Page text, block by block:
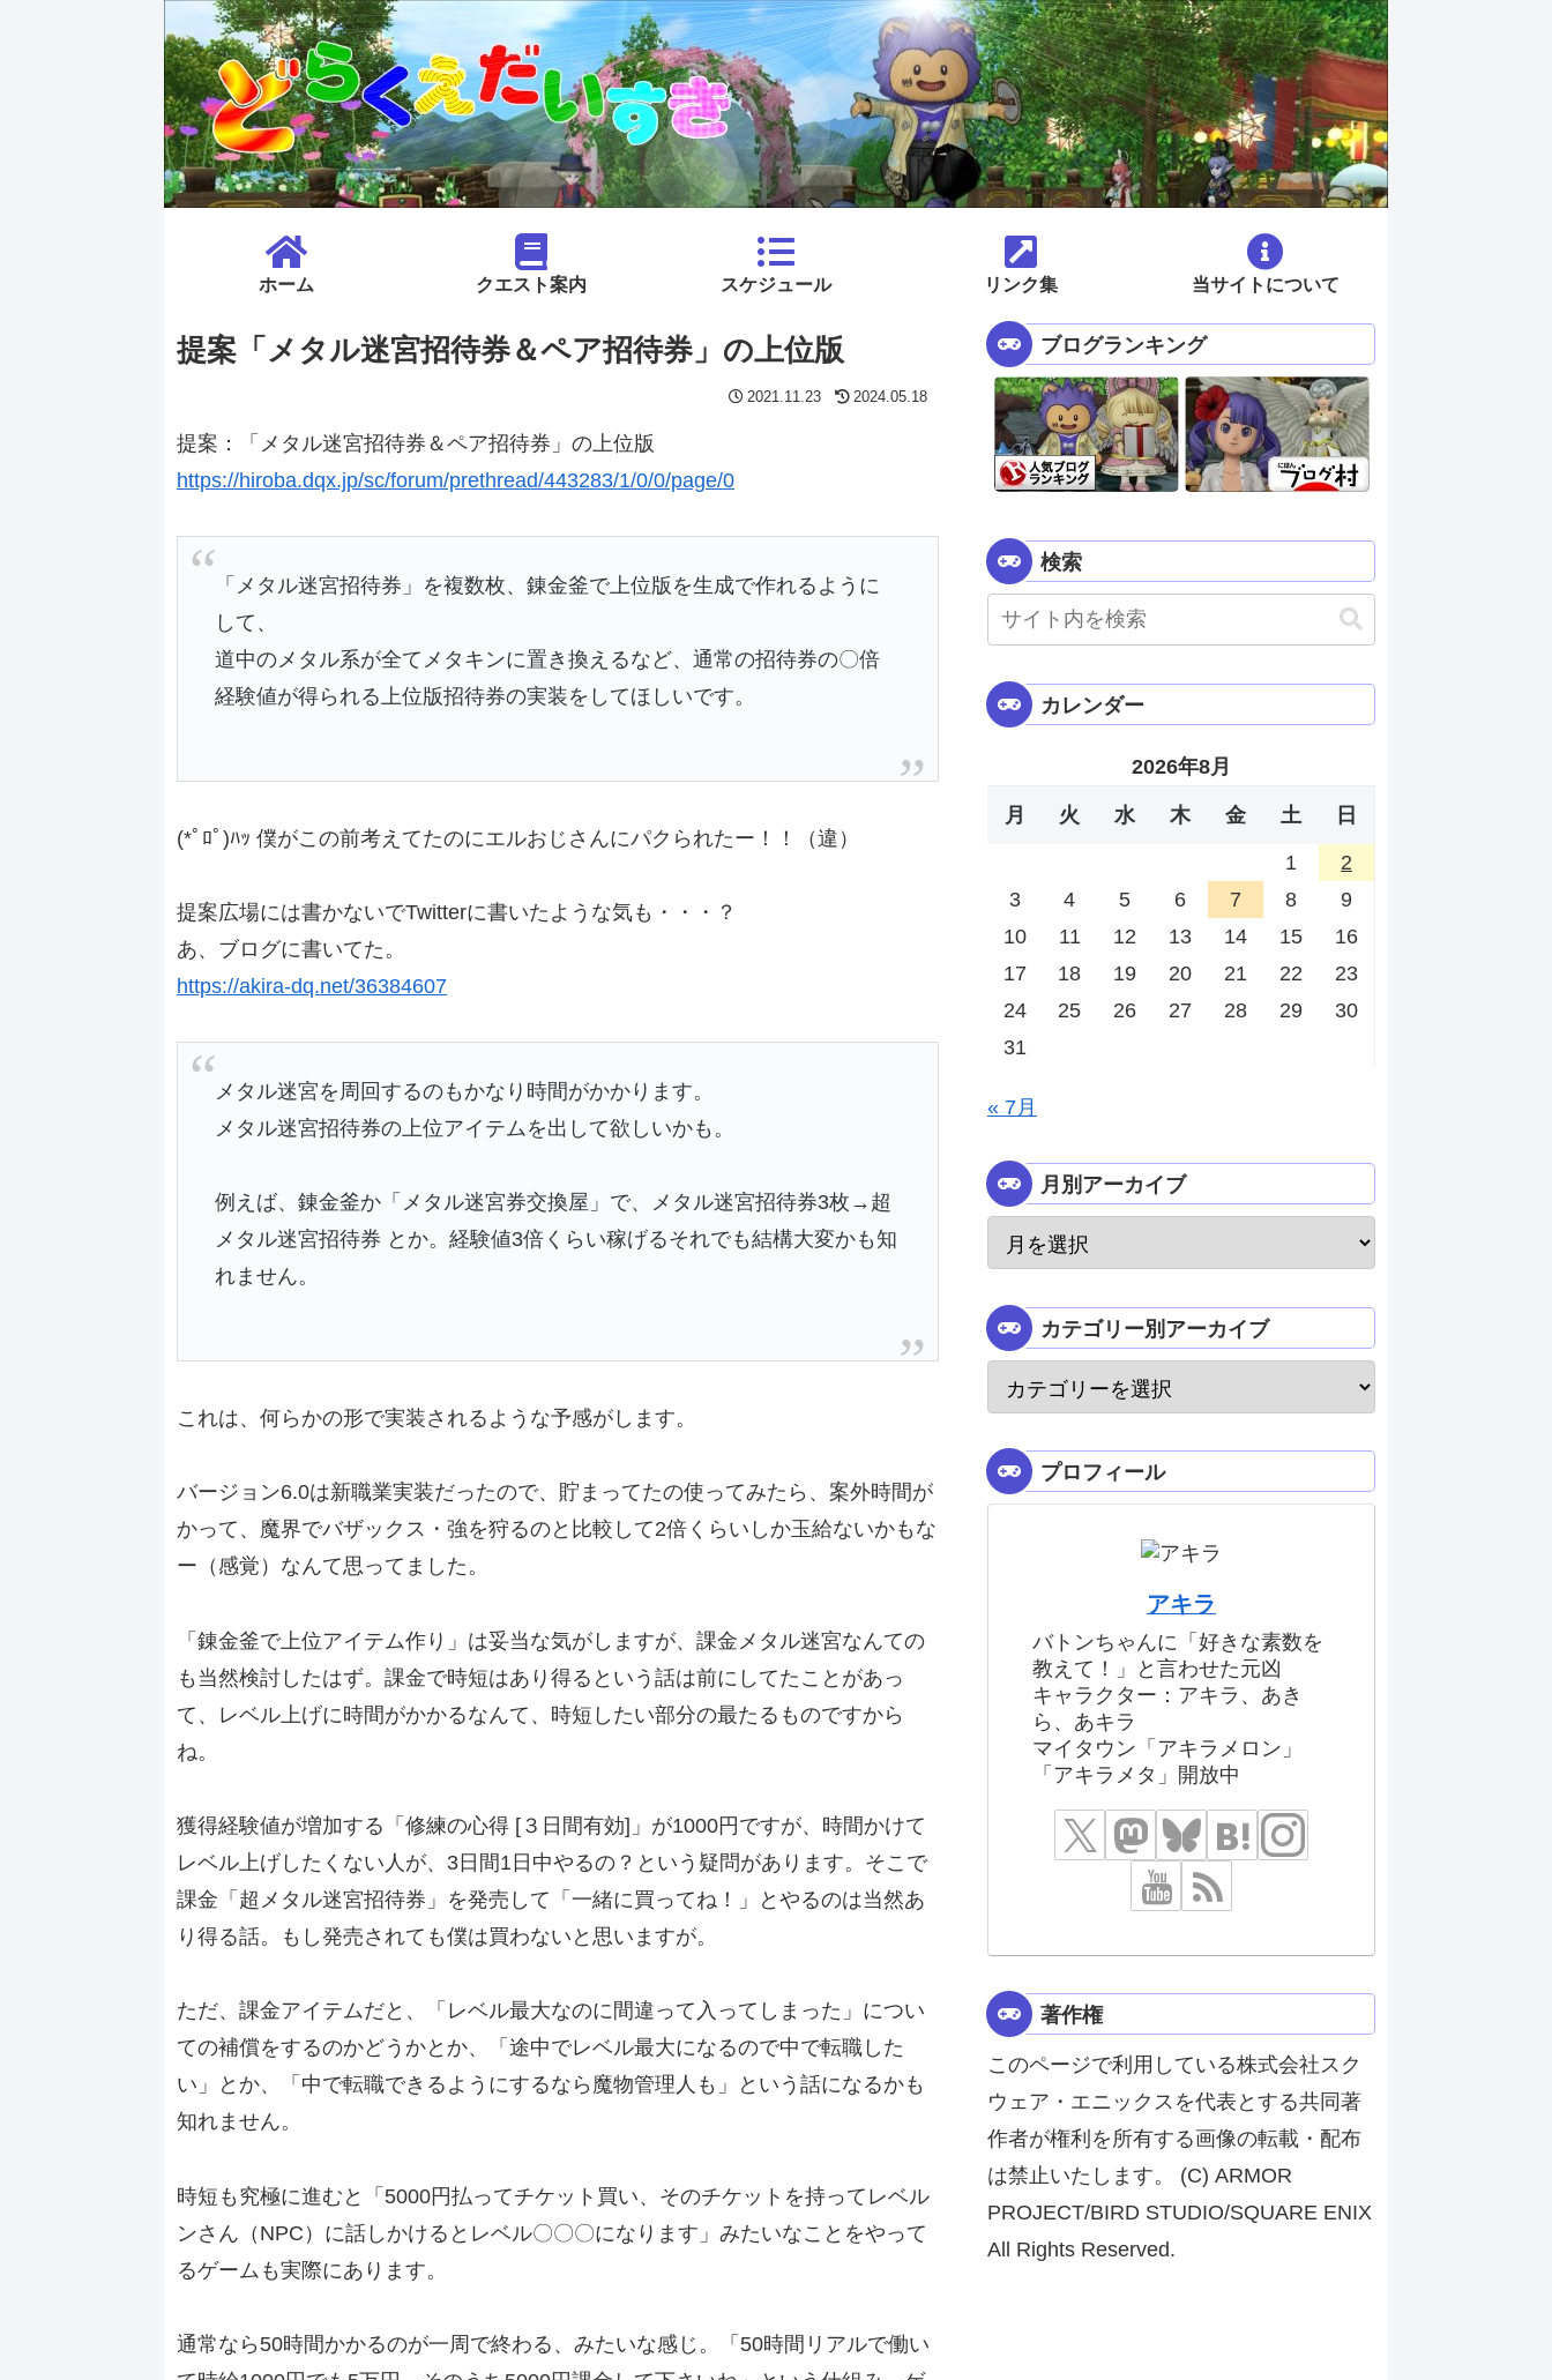
ホーム クエスト案内 スケジュール リンク集 当サイトについて
提案「メタル迷宮招待券＆ペア招待券」の上位版
2021.11.23 2024.05.18
提案：「メタル迷宮招待券＆ペア招待券」の上位版
https://hiroba.dqx.jp/sc/forum/prethread/443283/1/0/0/page/0
「メタル迷宮招待券」を複数枚、錬金釜で上位版を生成で作れるように
して、
道中のメタル系が全てメタキンに置き換えるなど、通常の招待券の〇倍
経験値が得られる上位版招待券の実装をしてほしいです。
(*ﾟﾛﾟ)ﾊｯ 僕がこの前考えてたのにエルおじさんにパクられたー！！（違）
提案広場には書かないでTwitterに書いたような気も・・・？
あ、ブログに書いてた。
https://akira-dq.net/36384607
メタル迷宮を周回するのもかなり時間がかかります。
メタル迷宮招待券の上位アイテムを出して欲しいかも。
例えば、錬金釜か「メタル迷宮券交換屋」で、メタル迷宮招待券3枚→超
メタル迷宮招待券 とか。経験値3倍くらい稼げるそれでも結構大変かも知
れません。
これは、何らかの形で実装されるような予感がします。
バージョン6.0は新職業実装だったので、貯まってたの使ってみたら、案外時間が
かって、魔界でバザックス・強を狩るのと比較して2倍くらいしか玉給ないかもな
ー（感覚）なんて思ってました。
「錬金釜で上位アイテム作り」は妥当な気がしますが、課金メタル迷宮なんての
も当然検討したはず。課金で時短はあり得るという話は前にしてたことがあっ
て、レベル上げに時間がかかるなんて、時短したい部分の最たるものですから
ね。
獲得経験値が増加する「修練の心得 [３日間有効]」が1000円ですが、時間かけて
レベル上げしたくない人が、3日間1日中やるの？という疑問があります。そこで
課金「超メタル迷宮招待券」を発売して「一緒に買ってね！」とやるのは当然あ
り得る話。もし発売されても僕は買わないと思いますが。
ただ、課金アイテムだと、「レベル最大なのに間違って入ってしまった」につい
ての補償をするのかどうかとか、「途中でレベル最大になるので中で転職した
い」とか、「中で転職できるようにするなら魔物管理人も」という話になるかも
知れません。
時短も究極に進むと「5000円払ってチケット買い、そのチケットを持ってレベル
ンさん（NPC）に話しかけるとレベル〇〇〇になります」みたいなことをやって
るゲームも実際にあります。
通常なら50時間かかるのが一周で終わる、みたいな感じ。「50時間リアルで働い
ブログランキング
検索
カレンダー
2026年8月
月 火 水 木 金 土 日
1
2
3
4 5 6 7 8
9
10
11 12 13 14 15
16
17
18 19 20 21 22
23
24
25 26 27 28 29
30
31
« 7月
月別アーカイブ
カテゴリー別アーカイブ
プロフィール
アキラ
バトンちゃんに「好きな素数を
教えて！」と言わせた元凶
キャラクター：アキラ、あき
ら、あキラ
マイタウン「アキラメロン」
「アキラメタ」開放中
著作権
このページで利用している株式会社スク
ウェア・エニックスを代表とする共同著
作者が権利を所有する画像の転載・配布
は禁止いたします。 (C) ARMOR
PROJECT/BIRD STUDIO/SQUARE ENIX
All Rights Reserved.